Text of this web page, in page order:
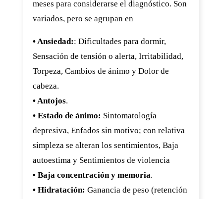
meses para considerarse el diagnóstico. Son
variados, pero se agrupan en
• Ansiedad:: Dificultades para dormir,
Sensación de tensión o alerta, Irritabilidad,
Torpeza, Cambios de ánimo y Dolor de
cabeza.
• Antojos.
• Estado de ánimo: Sintomatología
depresiva, Enfados sin motivo; con relativa
simpleza se alteran los sentimientos, Baja
autoestima y Sentimientos de violencia
• Baja concentración y memoria.
• Hidratación: Ganancia de peso (retención